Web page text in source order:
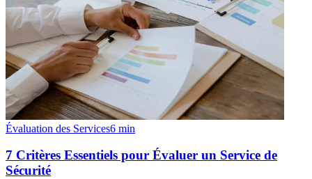
Évaluation des Services6 min
7 Critères Essentiels pour Évaluer un Service de
Sécurité